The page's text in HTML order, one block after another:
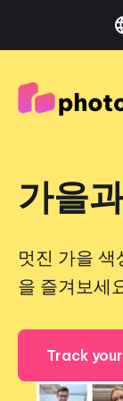
가을
멋진 가을 색
을 즐겨보세
Track